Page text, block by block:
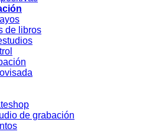
de libros
de grabación